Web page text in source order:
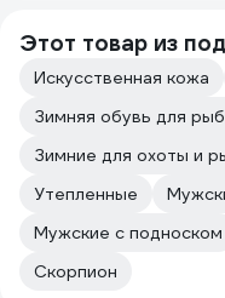
Этот товар из
Искусственная кожа
Зимняя обувь для
Зимние для охоты и
Утепленные
Мужские с подноском
Скорпион